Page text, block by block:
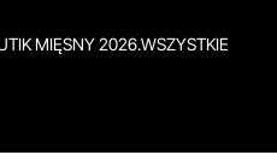
MIĘSNY 2026.WSZYSTKIE